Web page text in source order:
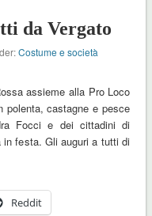
da Vergato
Costume e società
assieme alla Pro Loco
polenta, castagne e pesce
Focci e dei cittadini di
in festa. Gli auguri a tutti di
Reddit